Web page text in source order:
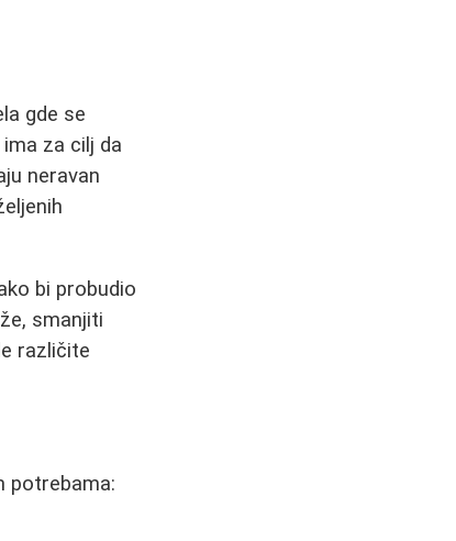
gde se
za cilj da
neravan
bi probudio
smanjiti
različite
potrebama: